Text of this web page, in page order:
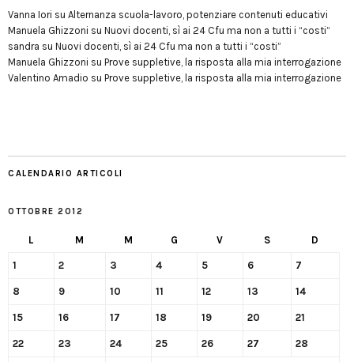
Vanna Iori su Alternanza scuola-lavoro, potenziare contenuti educativi
Manuela Ghizzoni su Nuovi docenti, sì ai 24 Cfu ma non a tutti i “costi”
sandra su Nuovi docenti, sì ai 24 Cfu ma non a tutti i “costi”
Manuela Ghizzoni su Prove suppletive, la risposta alla mia interrogazione
Valentino Amadio su Prove suppletive, la risposta alla mia interrogazione
CALENDARIO ARTICOLI
OTTOBRE 2012
L M M G V S D
1 2 3 4 5 6 7
8 9 10 11 12 13 14
15 16 17 18 19 20 21
22 23 24 25 26 27 28